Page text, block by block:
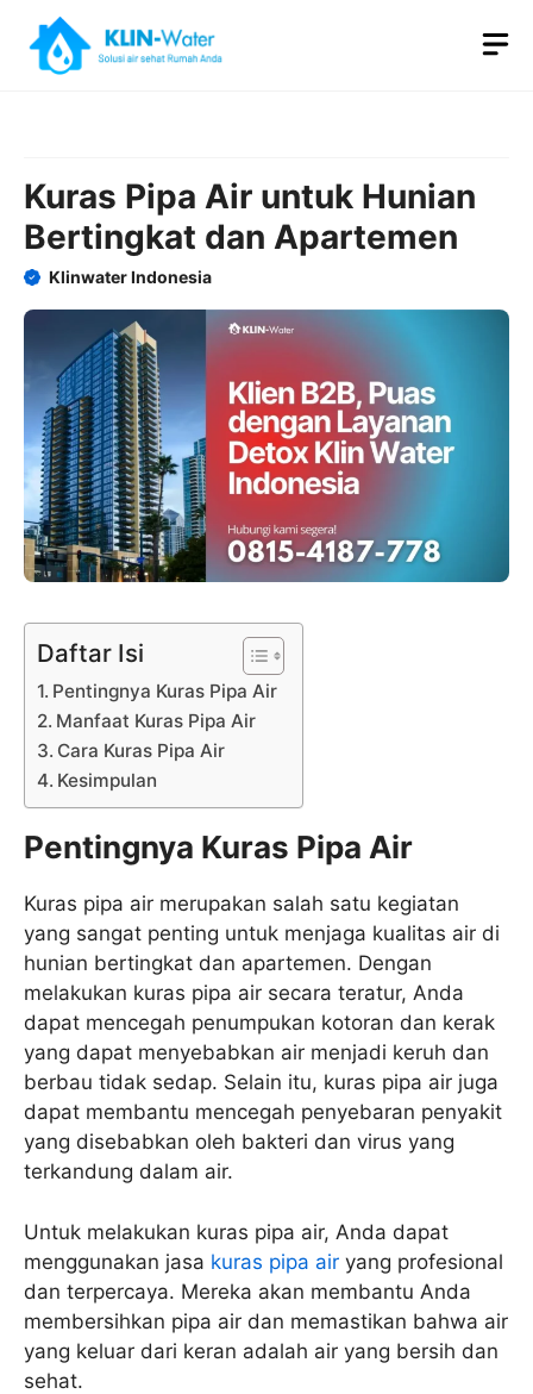
content
Kuras Pipa Air untuk Hunian
Bertingkat dan Apartemen
Klinwater Indonesia
Daftar Isi
Pentingnya Kuras Pipa Air
Manfaat Kuras Pipa Air
Cara Kuras Pipa Air
Kesimpulan
Pentingnya Kuras Pipa Air
Kuras pipa air merupakan salah satu kegiatan
yang sangat penting untuk menjaga kualitas air di
hunian bertingkat dan apartemen. Dengan
melakukan kuras pipa air secara teratur, Anda
dapat mencegah penumpukan kotoran dan kerak
yang dapat menyebabkan air menjadi keruh dan
berbau tidak sedap. Selain itu, kuras pipa air juga
dapat membantu mencegah penyebaran penyakit
yang disebabkan oleh bakteri dan virus yang
terkandung dalam air.
Untuk melakukan kuras pipa air, Anda dapat
menggunakan jasa kuras pipa air yang profesional
dan terpercaya. Mereka akan membantu Anda
membersihkan pipa air dan memastikan bahwa air
yang keluar dari keran adalah air yang bersih dan
sehat.